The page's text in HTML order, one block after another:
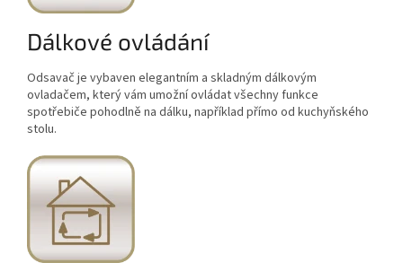
Dálkové ovládání
Odsavač je vybaven elegantním a skladným dálkovým
ovladačem, který vám umožní ovládat všechny funkce
spotřebiče pohodlně na dálku, například přímo od kuchyňského
stolu.